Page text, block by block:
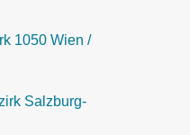
1050 Wien /
Salzburg-